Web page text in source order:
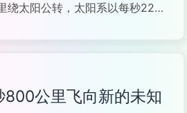
绕太阳公转，太阳系以每秒220
800公里飞向新的未知